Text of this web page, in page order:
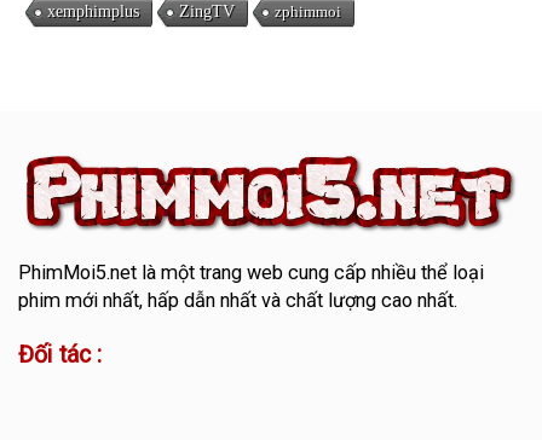
xemphimplus ZingTV zphimmoi
PhimMoi5.netlà một trang web cung cấp nhiều thể loại
phim mới nhất, hấp dẫn nhất và chất lượng cao nhất.
Đối tác :